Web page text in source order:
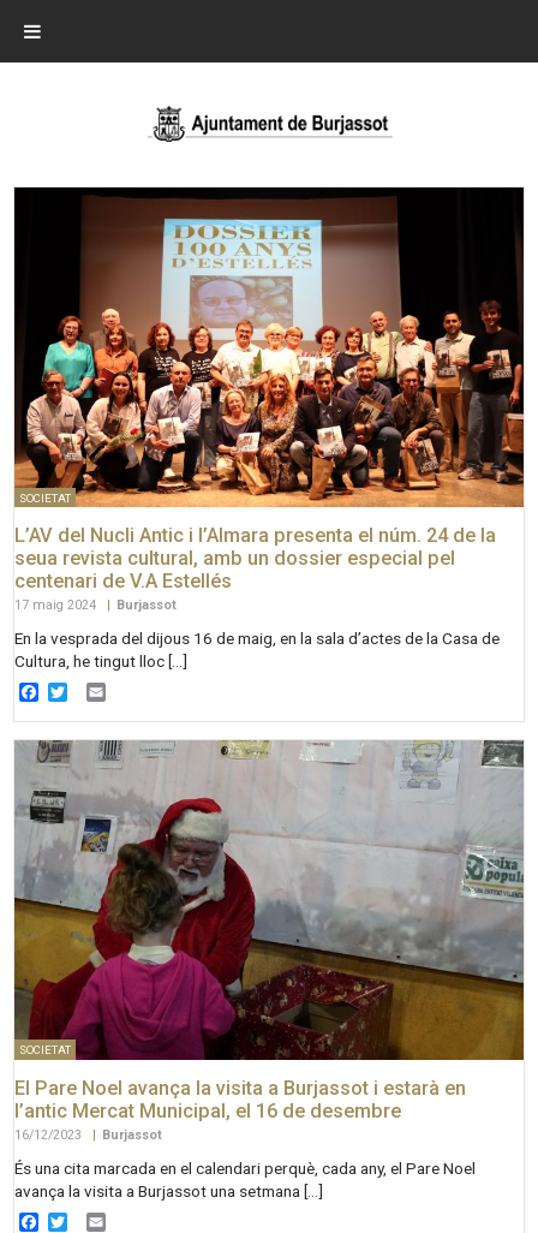
SOCIETAT
L’AV del Nucli Antic i l’Almara presenta el núm. 24 de la
seua revista cultural, amb un dossier especial pel
centenari de V.A Estellés
17 maig 2024 Burjassot
En la vesprada del dijous 16 de maig, en la sala d’actes de la Casa de
Cultura, he tingut lloc […]
Facebook
Twitter
SOCIETAT
El Pare Noel avança la visita a Burjassot i estarà en
l’antic Mercat Municipal, el 16 de desembre
16/12/2023 | Burjassot
És una cita marcada en el calendari perquè, cada any, el Pare Noel
avança la visita a Burjassot una setmana […]
Facebook
Twitter